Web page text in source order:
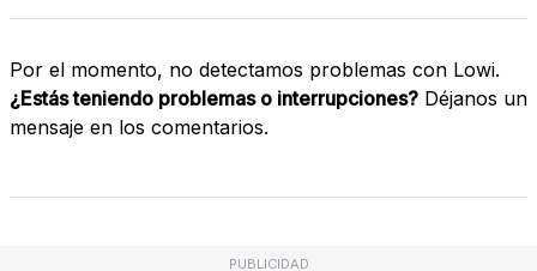
Por el momento, no detectamos problemas con Lowi.
¿Estás teniendo problemas o interrupciones? Déjanos un
mensaje en los comentarios.
PUBLICIDAD